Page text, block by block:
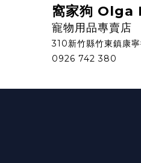
窩家狗 Olga
寵物用品專賣店
310新竹縣竹東鎮康
0926 742 380